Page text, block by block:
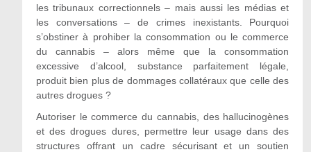
les tribunaux correctionnels – mais aussi les médias et
les conversations – de crimes inexistants. Pourquoi
s’obstiner à prohiber la consommation ou le commerce
du cannabis – alors même que la consommation
excessive d’alcool, substance parfaitement légale,
produit bien plus de dommages collatéraux que celle des
autres drogues ?
Autoriser le commerce du cannabis, des hallucinogènes
et des drogues dures, permettre leur usage dans des
structures offrant un cadre sécurisant et un soutien